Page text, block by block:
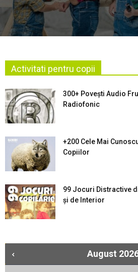
Activitati pentru copii
300+ Povești Audio
Radiofonic
+200 Cele Mai
Copiilor
99 Jocuri Distractive
şi de Interior
August